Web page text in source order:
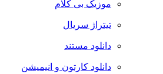
موزیک بی کلام
تیتراژ سریال
دانلود مستند
دانلود کارتون و انیمیشن